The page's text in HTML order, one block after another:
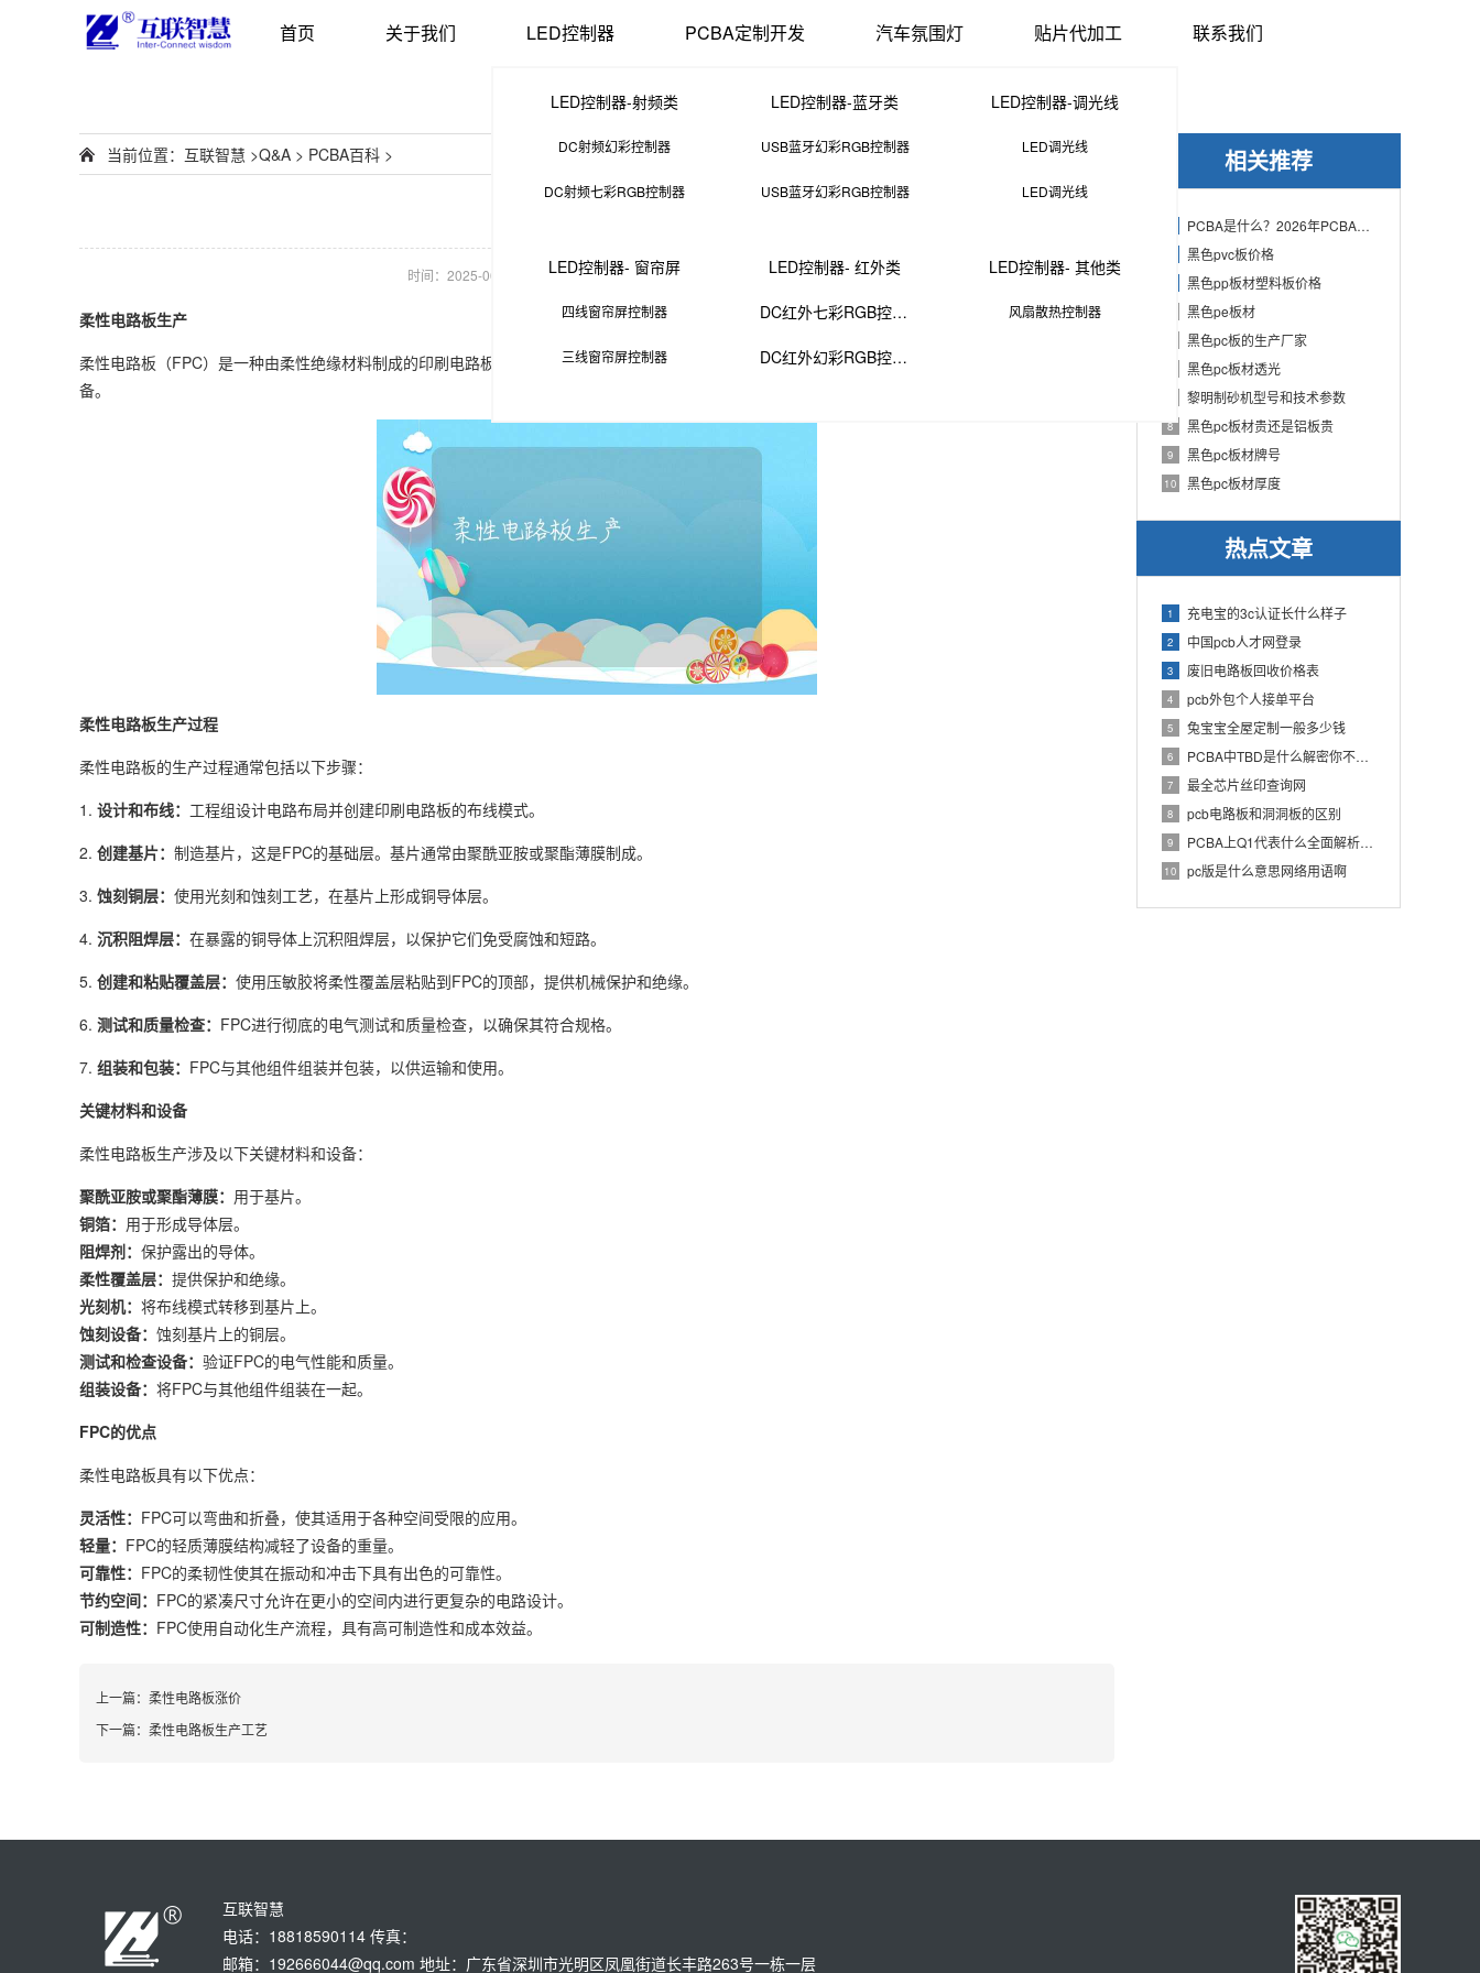
首页 关于我们 LED控制器
LED控制器-射频类
DC射频幻彩控制器
DC射频七彩RGB控制器
LED控制器-蓝牙类
USB蓝牙幻彩RGB控制器
USB蓝牙幻彩RGB控制器
LED控制器-调光线
LED调光线
LED调光线
LED控制器- 窗帘屏
四线窗帘屏控制器
三线窗帘屏控制器
LED控制器- 红外类
DC红外七彩RGB控制器
DC红外幻彩RGB控制器
LED控制器- 其他类
风扇散热控制器
PCBA定制开发 汽车氛围灯 贴片代加工 联系我们
相关推荐
PCBA是什么？2026年PCBA制造与代工指南：专业方案、流程与应用
黑色pvc板价格
黑色pp板材塑料板价格
黑色pe板材
黑色pc板的生产厂家
黑色pc板材透光
黎明制砂机型号和技术参数
8 黑色pc板材贵还是铝板贵
9 黑色pc板材牌号
10 黑色pc板材厚度
热点文章
1 充电宝的3c认证长什么样子
2 中国pcb人才网登录
3 废旧电路板回收价格表
4 pcb外包个人接单平台
5 兔宝宝全屋定制一般多少钱
6 PCBA中TBD是什么解密你不知道的电子行业术语
7 最全芯片丝印查询网
8 pcb电路板和洞洞板的区别
9 PCBA上Q1代表什么全面解析PCB电路板中Q1的作用
10 pc版是什么意思网络用语啊
当前位置： 互联智慧 >Q&A > PCBA百科 >
时间：2025-06-12 11:38:00 来源：PCBA 次
柔性电路板生产
柔性电路板（FPC）是一种由柔性绝缘材料制成的印刷电路板。由于其灵活性，FPC广泛应用于各种电子设备中，例如智能手机、笔记本电脑和可穿戴设
备。
柔性电路板生产过程
柔性电路板的生产过程通常包括以下步骤：
1. 设计和布线： 工程组设计电路布局并创建印刷电路板的布线模式。
2. 创建基片： 制造基片，这是FPC的基础层。基片通常由聚酰亚胺或聚酯薄膜制成。
3. 蚀刻铜层： 使用光刻和蚀刻工艺，在基片上形成铜导体层。
4. 沉积阻焊层： 在暴露的铜导体上沉积阻焊层，以保护它们免受腐蚀和短路。
5. 创建和粘贴覆盖层： 使用压敏胶将柔性覆盖层粘贴到FPC的顶部，提供机械保护和绝缘。
6. 测试和质量检查： FPC进行彻底的电气测试和质量检查，以确保其符合规格。
7. 组装和包装： FPC与其他组件组装并包装，以供运输和使用。
关键材料和设备
柔性电路板生产涉及以下关键材料和设备：
聚酰亚胺或聚酯薄膜： 用于基片。
铜箔： 用于形成导体层。
阻焊剂： 保护露出的导体。
柔性覆盖层： 提供保护和绝缘。
光刻机： 将布线模式转移到基片上。
蚀刻设备： 蚀刻基片上的铜层。
测试和检查设备： 验证FPC的电气性能和质量。
组装设备： 将FPC与其他组件组装在一起。
FPC的优点
柔性电路板具有以下优点：
灵活性： FPC可以弯曲和折叠，使其适用于各种空间受限的应用。
轻量： FPC的轻质薄膜结构减轻了设备的重量。
可靠性： FPC的柔韧性使其在振动和冲击下具有出色的可靠性。
节约空间： FPC的紧凑尺寸允许在更小的空间内进行更复杂的电路设计。
可制造性： FPC使用自动化生产流程，具有高可制造性和成本效益。
上一篇： 柔性电路板涨价
下一篇： 柔性电路板生产工艺
互联智慧
电话：18818590114 传真：
邮箱：192666044@qq.com 地址：广东省深圳市光明区凤凰街道长丰路263号一栋一层